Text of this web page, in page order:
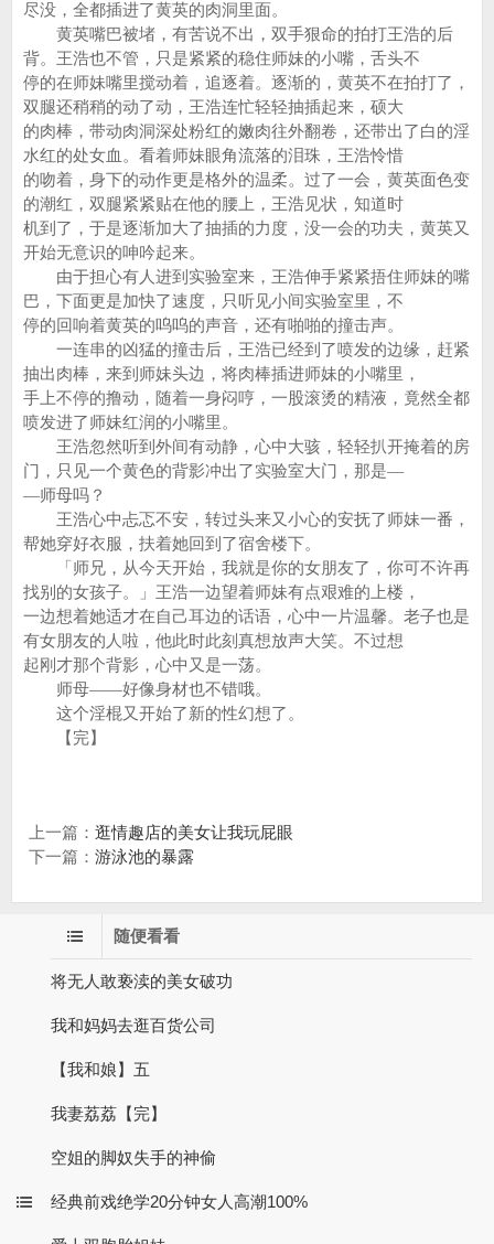
尽没，全都插进了黄英的肉洞里面。
黄英嘴巴被堵，有苦说不出，双手狠命的拍打王浩的后
背。王浩也不管，只是紧紧的稳住师妹的小嘴，舌头不
停的在师妹嘴里搅动着，追逐着。逐渐的，黄英不在拍打了，
双腿还稍稍的动了动，王浩连忙轻轻抽插起来，硕大
的肉棒，带动肉洞深处粉红的嫩肉往外翻卷，还带出了白的淫
水红的处女血。看着师妹眼角流落的泪珠，王浩怜惜
的吻着，身下的动作更是格外的温柔。过了一会，黄英面色变
的潮红，双腿紧紧贴在他的腰上，王浩见状，知道时
机到了，于是逐渐加大了抽插的力度，没一会的功夫，黄英又
开始无意识的呻吟起来。
由于担心有人进到实验室来，王浩伸手紧紧捂住师妹的嘴
巴，下面更是加快了速度，只听见小间实验室里，不
停的回响着黄英的呜呜的声音，还有啪啪的撞击声。
一连串的凶猛的撞击后，王浩已经到了喷发的边缘，赶紧
抽出肉棒，来到师妹头边，将肉棒插进师妹的小嘴里，
手上不停的撸动，随着一身闷哼，一股滚烫的精液，竟然全都
喷发进了师妹红润的小嘴里。
王浩忽然听到外间有动静，心中大骇，轻轻扒开掩着的房
门，只见一个黄色的背影冲出了实验室大门，那是—
—师母吗？
王浩心中忐忑不安，转过头来又小心的安抚了师妹一番，
帮她穿好衣服，扶着她回到了宿舍楼下。
「师兄，从今天开始，我就是你的女朋友了，你可不许再
找别的女孩子。」王浩一边望着师妹有点艰难的上楼，
一边想着她适才在自己耳边的话语，心中一片温馨。老子也是
有女朋友的人啦，他此时此刻真想放声大笑。不过想
起刚才那个背影，心中又是一荡。
师母——好像身材也不错哦。
这个淫棍又开始了新的性幻想了。
【完】
上一篇： 逛情趣店的美女让我玩屁眼
下一篇： 游泳池的暴露
随便看看
将无人敢亵渎的美女破功
我和妈妈去逛百货公司
【我和娘】五
我妻荔荔【完】
空姐的脚奴失手的神偷
经典前戏绝学20分钟女人高潮100%